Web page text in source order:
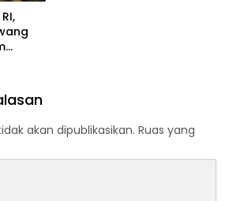
akan dipublikasikan. Ruas yang